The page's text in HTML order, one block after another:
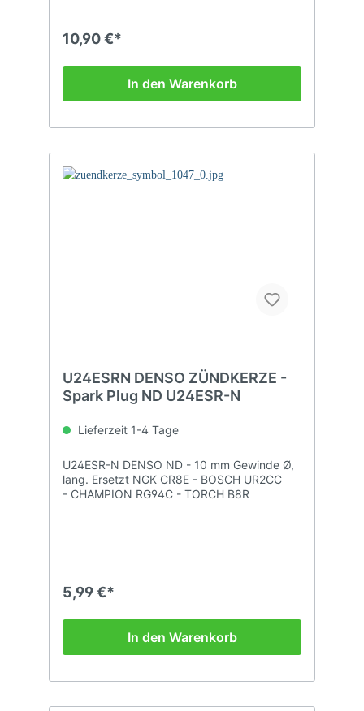
10,90 €*
In den Warenkorb
U24ESRN DENSO ZÜNDKERZE -
Spark Plug ND U24ESR-N
Lieferzeit 1-4 Tage
U24ESR-N DENSO ND - 10 mm Gewinde Ø,
lang. Ersetzt NGK CR8E - BOSCH UR2CC
- CHAMPION RG94C - TORCH B8R
5,99 €*
In den Warenkorb